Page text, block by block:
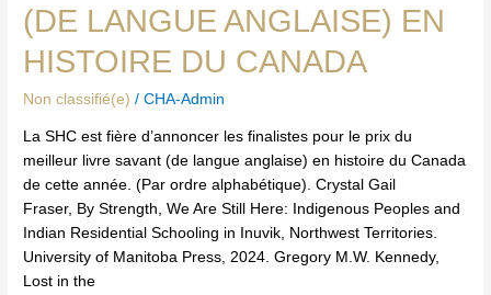
(DE LANGUE ANGLAISE) EN
HISTOIRE DU CANADA
Non classifié(e) /CHA-Admin
La SHC est fière d’annoncer les finalistes pour le prix du
meilleur livre savant (de langue anglaise) en histoire du Canada
de cette année. (Par ordre alphabétique). Crystal Gail
Fraser, By Strength, We Are Still Here: Indigenous Peoples and
Indian Residential Schooling in Inuvik, Northwest Territories.
University of Manitoba Press, 2024. Gregory M.W. Kennedy,
Lost in the
livre
savant
(de
langue
Canada